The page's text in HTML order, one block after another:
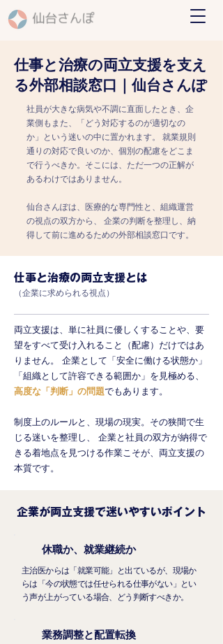
仕事と治療の両立支援を支え
る外部相談窓口｜仙台さんぽ
社員が大きな病気や不調に直面したとき、企
業側もまた、「どう対応するのが適切なの
か」という迷いの中に置かれます。 就業規則
通りの対応で良いのか、個別の配慮をどこま
で行うべきか。そこには、ただ一つの正解が
あるわけではありません。
仙台さんぽは、医療的な専門性と、組織運営
の視点の双方から、 企業の判断を整理し、納
得して前に進めるための外部相談窓口です。
仕事と治療の両立支援とは
（企業に求められる視点）
両立支援は、単に社員に優しくすることや、要
望をすべて受け入れること（配慮）だけではあ
りません。 企業として「安全に働ける状態か」
「組織として許容できる範囲か」を見極める、
高度な「判断」の問題でもあります。
制度上のルールと、現場の現実。その狭間で生
じる迷いを整理し、 企業と社員の双方が納得で
きる着地点を見つける作業こそが、両立支援の
本質です。
企業が両立支援で迷いやすいポイント
休職か、就業継続か
主治医からは「就業可能」と出ているが、現場か
らは「今の状態では任せられる仕事がない」とい
う声が上がっている場合、どう判断すべきか。
業務調整と配置転換